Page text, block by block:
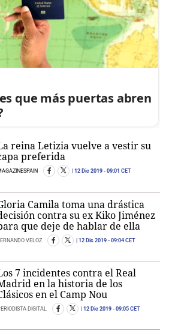
que más puertas abren
reina Letizia vuelve a vestir su
preferida
12 Dic 2019 - 09:01 CET
Camila toma una drástica
contra su ex Kiko Jiménez
que deje de hablar de ella
VELOZ 12 Dic 2019 - 09:04 CET
7 incidentes contra el Real
en la historia de los
en el Camp Nou
DIGITAL 12 Dic 2019 - 09:05 CET